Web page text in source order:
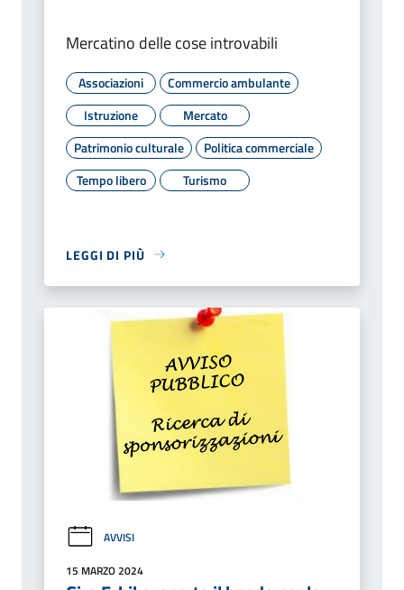
Mercatino delle cose introvabili
Associazioni
Commercio ambulante
Istruzione
Mercato
Patrimonio culturale
Politica commerciale
Tempo libero
Turismo
LEGGI DI PIÙ
AVVISI
15 MARZO 2024